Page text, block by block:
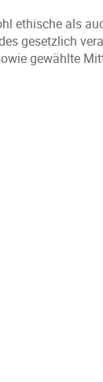
ethische als
gesetzlich
gewählte